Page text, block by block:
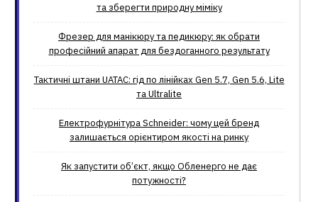
та зберегти природну міміку
Фрезер для манікюру та педикюру: як обрати
професійний апарат для бездоганного результату
Тактичні штани UATAC: гід по лінійках Gen 5.7, Gen 5.6, Lite
та Ultralite
Електрофурнітура Schneider: чому цей бренд
залишається орієнтиром якості на ринку
Як запустити об’єкт, якщо Обленерго не дає
потужності?